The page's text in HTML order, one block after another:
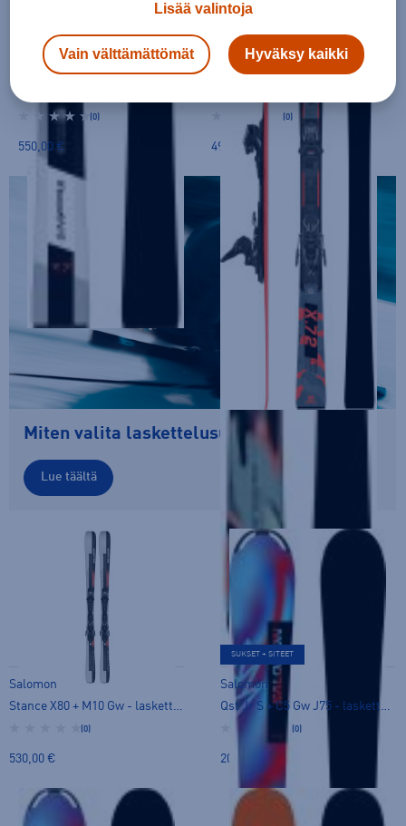
SUKSET + SITEET
Salomon
(0)
550,00 €
SUKSET + SITEET
Salomon
(0)
499,00 €
Miten valita laskettelusuksien pituus?
Lue täältä
Salomon
Stance X80 + M10 Gw - laskettelusukset
(0)
530,00 €
SUKSET + SITEET
Salomon
Qst Jr S + C5 Gw J75 - laskettelusukset
(0)
200,00 €
Lisää valintoja
Vain välttämättömät Hyväksy kaikki